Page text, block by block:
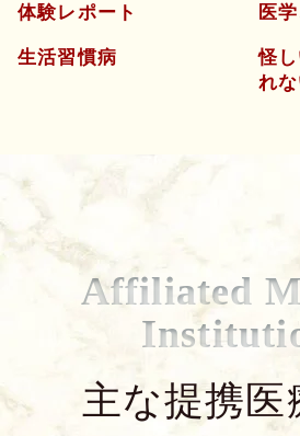
体験レポート
生活習慣病
医
怪
れ
Affiliated
主な提携医
当院からのお
最新医療トピ
五本木クリニッ
はじめての
医師の紹
保険での
泌尿器科
一般診療
予約につ